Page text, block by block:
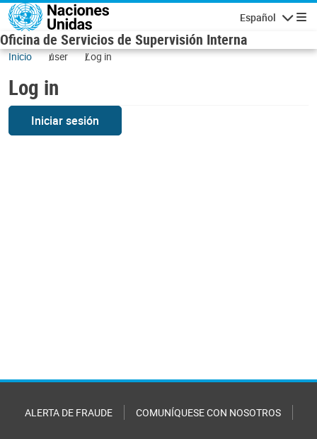
Skip to main content
Español
Oficina de Servicios de Supervisión Interna
Inicio user Log in
Log in
Iniciar sesión
ALERTA DE FRAUDE COMUNÍQUESE CON NOSOTROS